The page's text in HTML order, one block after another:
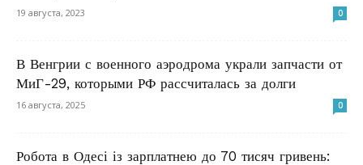
19 августа, 2023 0
В Венгрии с военного аэродрома украли запчасти от
МиГ-29, которыми РФ рассчиталась за долги
16 августа, 2025 0
Робота в Одесі із зарплатнею до 70 тисяч гривень: